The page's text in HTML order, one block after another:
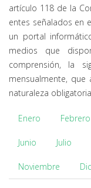
artículo 118 de la
entes señalados en
un portal
medios que
comprensión, la
mensualmente, que
naturaleza
Enero Febrero
Junio Julio
Noviembre